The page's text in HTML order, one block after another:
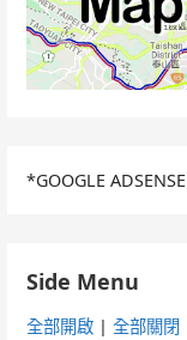
*GOOGLE ADSENSE
Side Menu
全部開啟 |全部關閉